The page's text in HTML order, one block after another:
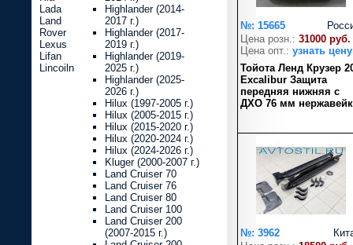
№: 15665
Цена розн.: 31000 руб.
Цена опт.: узнать цену
Тойота Ленд Крузер
Excalibur Защита
передняя нижняя с
ДХО 76 мм
№: 3962
Lada
Land
Rover
Lexus
Lifan
Lincoiln
Highlander (2014-
2017 г.)
Highlander (2017-
2019 г.)
Highlander (2019-
2025 г.)
Highlander (2025-
2026 г.)
Hilux (1997-2005 г.)
Hilux (2005-2015 г.)
Hilux (2015-2020 г.)
Hilux (2020-2024 г.)
Hilux (2024-2026 г.)
Kluger (2000-2007 г.)
Land Cruiser 70
Land Cruiser 76
Land Cruiser 80
Land Cruiser 100
Land Cruiser 200
(2007-2015 г.)